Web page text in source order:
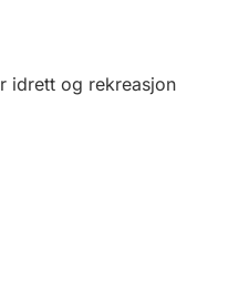
idrett og rekreasjon